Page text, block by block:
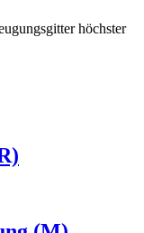
höchster